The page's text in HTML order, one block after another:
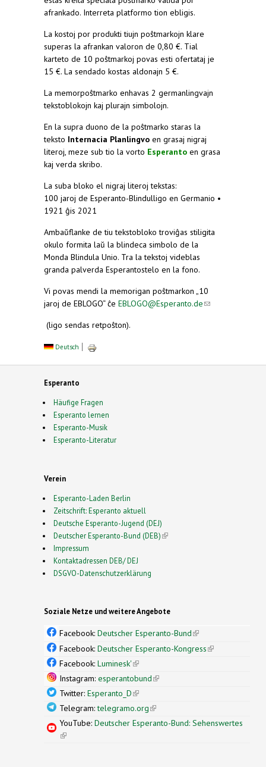
afrankado. Interreta platformo tion ebligis.
La kostoj por produkti tiujn poŝtmarkojn klare
superas la afrankan valoron de 0,80 €. Tial
karteto de 10 poŝtmarkoj povas esti ofertataj je
15 €. La sendado kostas aldonajn 5 €.
La memorpoŝtmarko enhavas 2 germanlingvajn
tekstoblokojn kaj plurajn simbolojn.
En la supra duono de la poŝtmarko staras la
teksto Internacia Planlingvo en grasaj nigraj
literoj, meze sub tio la vorto Esperanto en grasa
kaj verda skribo.
La suba bloko el nigraj literoj tekstas:
100 jaroj de Esperanto-Blindulligo en Germanio •
1921 ĝis 2021
Ambaŭflanke de tiu tekstobloko troviĝas stiligita
okulo formita laŭ la blindeca simbolo de la
Monda Blindula Unio. Tra la tekstoj videblas
granda palverda Esperantostelo en la fono.
Vi povas mendi la memorigan poŝtmarkon „10
jaroj de EBLOGO“ ĉe EBLOGO@Esperanto.de(link
(ligo sendas retpoŝton).
Deutsch
Esperanto
Häufige Fragen
Esperanto lernen
Esperanto-Musik
Esperanto-Literatur
Verein
Esperanto-Laden Berlin
Zeitschrift: Esperanto aktuell
Deutsche Esperanto-Jugend (DEJ)
Deutscher Esperanto-Bund (DEB)(link is external)
Impressum
Kontaktadressen DEB/ DEJ
DSGVO-Datenschutzerklärung
Soziale Netze und weitere Angebote
Facebook: Deutscher Esperanto-Bund(link is
external)
Facebook: Deutscher Esperanto-Kongress(link is
Facebook: Luminesk'(link is external)
Instagram: esperantobund(link is external)
Twitter: Esperanto_D(link is external)
Telegram:telegramo.org(link is external)
YouTube: Deutscher Esperanto-Bund: Sehenswertes
(link is external)